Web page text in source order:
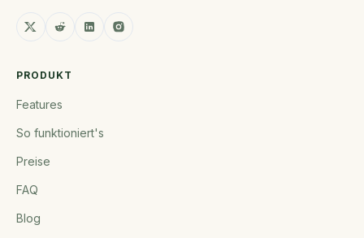
PRODUKT
Features
So funktioniert's
Preise
FAQ
Blog